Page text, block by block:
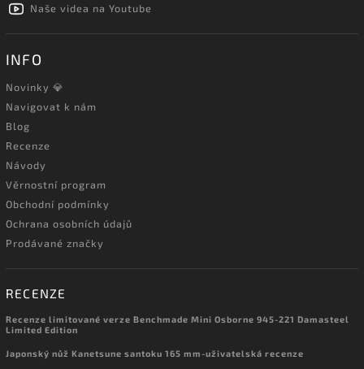
Naše videa na Youtube
INFO
Novinky 💎
Navigovat k nám
Blog
Recenze
Návody
Věrnostní program
Obchodní podmínky
Ochrana osobních údajů
Prodávané značky
RECENZE
Recenze limitované verze Benchmade Mini Osborne 945-221 Damasteel
Limited Edition
Japonský nůž Kanetsune santoku 165 mm-uživatelská recenze